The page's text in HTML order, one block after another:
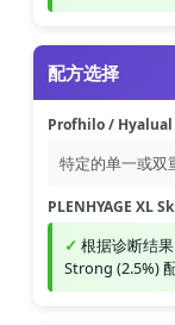
配方选择
Profhilo / Hyalual
特定的单一或双
PLENHYAGE XL
根据诊断结
Strong (2.5%) 配